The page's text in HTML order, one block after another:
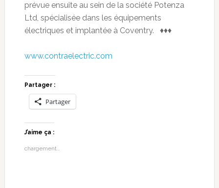
prévue ensuite au sein de la société Potenza
Ltd, spécialisée dans les équipements
électriques et implantée à Coventry. ♦♦♦
www.contraelectric.com
Partager :
Partager
J’aime ça :
chargement…